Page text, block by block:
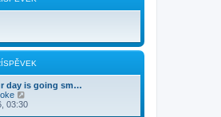
day is going sm…
o
03:30